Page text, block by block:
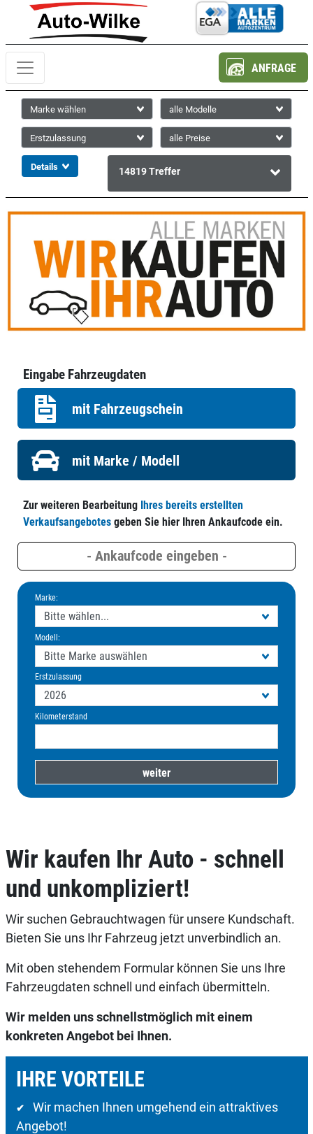
ANFRAGE
14819Treffer
Eingabe Fahrzeugdaten
mit Fahrzeugschein
mit Marke / Modell
Zur weiteren Bearbeitung Ihres bereits erstellten
Verkaufsangebotes geben Sie hier Ihren Ankaufcode ein.
Marke:
Modell:
Erstzulassung
Kilometerstand
Wir kaufen Ihr Auto - schnell
und unkompliziert!
Wir suchen Gebrauchtwagen für unsere Kundschaft.
Bieten Sie uns Ihr Fahrzeug jetzt unverbindlich an.
Mit oben stehendem Formular können Sie uns Ihre
Fahrzeugdaten schnell und einfach übermitteln.
Wir melden uns schnellstmöglich mit einem
konkreten Angebot bei Ihnen.
IHRE VORTEILE
✔ Wir machen Ihnen umgehend ein attraktives
Angebot!